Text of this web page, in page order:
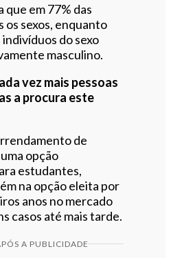
que em 77% das
os sexos, enquanto
do sexo
masculino.
vez mais pessoas
a procura este
de
opção
estudantes,
na opção eleita por
anos no mercado
casos até mais tarde.
A PUBLICIDADE